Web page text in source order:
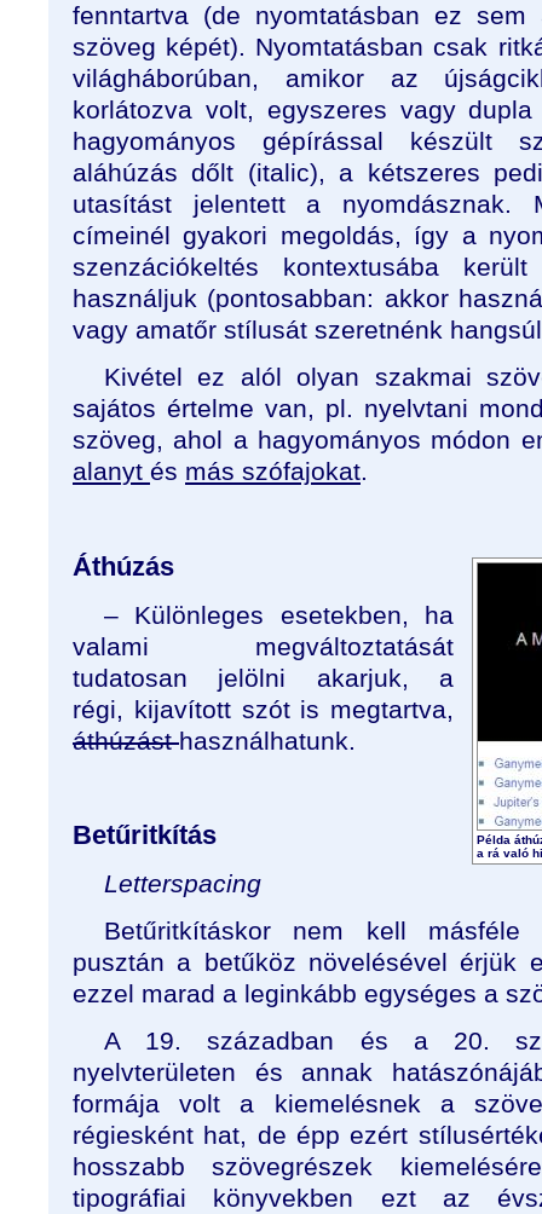
fenntartva (de nyomtatásban ez
szöveg képét). Nyomtatásban csak
világháborúban, amikor az
korlátozva volt, egyszeres vagy
hagyományos gépírással készült
aláhúzás dőlt (italic), a kétszeres
utasítást jelentett a nyomdásznak.
címeinél gyakori megoldás, így a
szenzációkeltés kontextusába
használjuk (pontosabban: akkor
vagy amatőr stílusát szeretnénk
Kivétel ez alól olyan szakmai
sajátos értelme van, pl. nyelvtani
szöveg, ahol a hagyományos módon
alanyt és más szófajokat.
Példa
a rá való
Áthúzás
– Különleges esetekben, ha
valami megváltoztatását
tudatosan jelölni akarjuk, a
régi, kijavított szót is megtartva,
áthúzásthasználhatunk.
Betűritkítás
Letterspacing
Betűritkításkor nem kell másféle
pusztán a betűköz növelésével érjük
ezzel marad a leginkább egységes a
A 19. században és a 20.
nyelvterületen és annak
formája volt a kiemelésnek a
régiesként hat, de épp ezért
hosszabb szövegrészek
tipográfiai könyvekben ezt az